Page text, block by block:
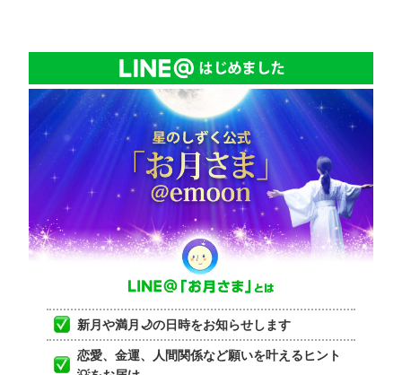
新月や満月🌙の日時をお知らせします
恋愛、金運、人間関係など願いを叶えるヒント